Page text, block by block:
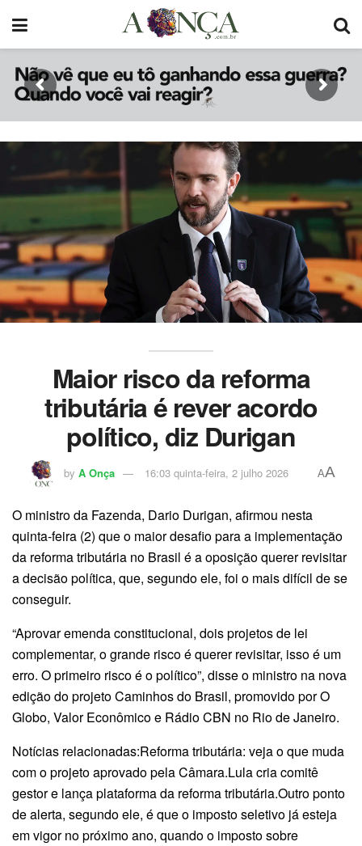
Maior risco da reforma
tributária é rever acordo
político, diz Durigan
by A Onça 16:03 quinta-feira, 2 julho 2026 AA
O ministro da Fazenda, Dario Durigan, afirmou nesta
quinta-feira (2) que o maior desafio para a implementação
da reforma tributária no Brasil é a oposição querer revisitar
a decisão política, que, segundo ele, foi o mais difícil de se
conseguir.
“Aprovar emenda constitucional, dois projetos de lei
complementar, o grande risco é querer revisitar, isso é um
erro. O primeiro risco é o político”, disse o ministro na nova
edição do projeto Caminhos do Brasil, promovido por O
Globo, Valor Econômico e Rádio CBN no Rio de Janeiro.
Notícias relacionadas:Reforma tributária: veja o que muda
com o projeto aprovado pela Câmara.Lula cria comitê
gestor e lança plataforma da reforma tributária.Outro ponto
de alerta, segundo ele, é que o imposto seletivo já esteja
em vigor no próximo ano, quando o imposto sobre